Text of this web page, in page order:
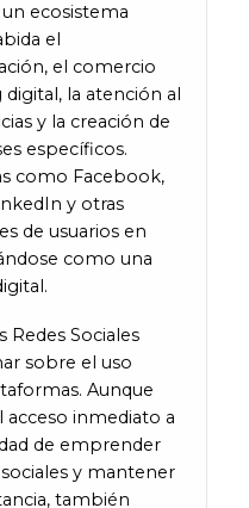
ecosistema
el
el comercio
la atención al
y la creación de
específicos.
como Facebook,
y otras
de usuarios en
como una
Redes Sociales
sobre el uso
Aunque
inmediato a
de emprender
y mantener
también